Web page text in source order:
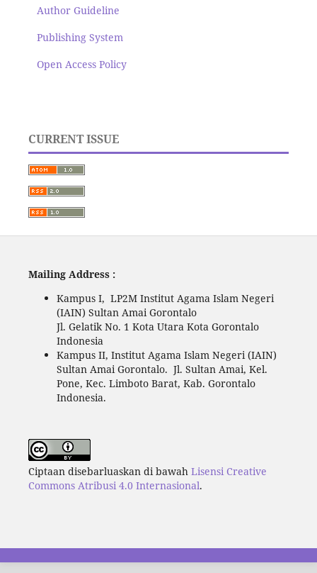
Author Guideline
Publishing System
Open Access Policy
CURRENT ISSUE
Mailing Address :
Kampus I, LP2M Institut Agama Islam Negeri
(IAIN) Sultan Amai Gorontalo
Jl. Gelatik No. 1 Kota Utara Kota Gorontalo
Indonesia
Kampus II, Institut Agama Islam Negeri (IAIN)
Sultan Amai Gorontalo. Jl. Sultan Amai, Kel.
Pone, Kec. Limboto Barat, Kab. Gorontalo
Indonesia.
Ciptaan disebarluaskan di bawah Lisensi Creative
Commons Atribusi 4.0 Internasional.